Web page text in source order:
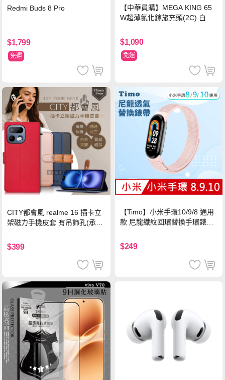
Redmi Buds 8 Pro
$1,799
免運
【中華員購】MEGA KING 65
W超薄氮化鎵旅充頭(2C) 白
$1,090
免運
CITY都會風 realme 16 插卡立
架磁力手機皮套 有吊飾孔(承諾
$399
【Timo】小米手環10/9/8 通用
款 尼龍織紋回環替換手環錶帶-
$249